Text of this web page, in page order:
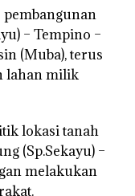
pembangunan
– Tempino –
(Muba), terus
lahan milik
lokasi tanah
(Sp.Sekayu) –
melakukan